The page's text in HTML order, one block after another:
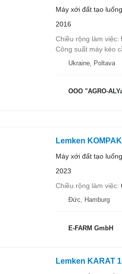
Máy xới đất tạo
2016
Chiều rộng làm việc
Công suất máy kéo
Ukraine, Poltava
OOO "AGRO-
Lemken
Máy xới đất tạo
2023
Chiều rộng làm việc
Đức, Hamburg
E-FARM GmbH
Lemken KARAT